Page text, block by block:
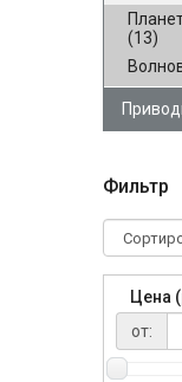
(13)
Фильтр
Цена
от: